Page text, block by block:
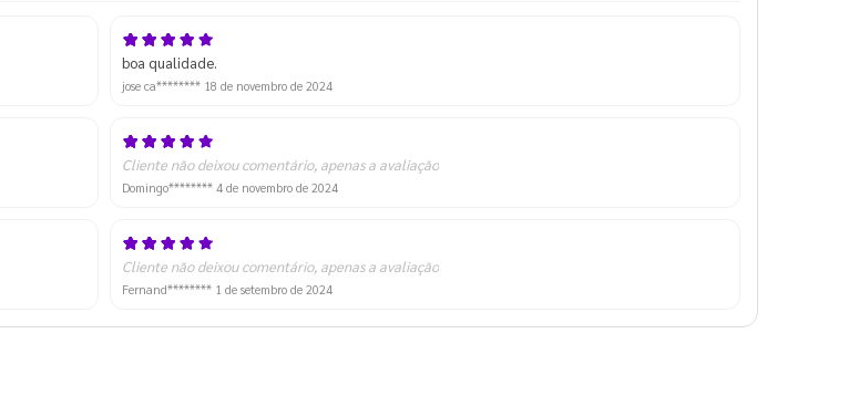
boa qualidade.
jose ca******** 18 de novembro de 2024
Cliente não deixou comentário, apenas a avaliação
Domingo******** 4 de novembro de 2024
Cliente não deixou comentário, apenas a avaliação
Fernand******** 1 de setembro de 2024